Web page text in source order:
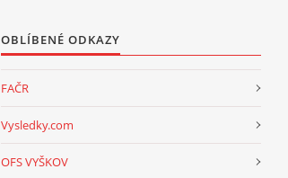
OBLÍBENÉ ODKAZY
FAČR
Vysledky.com
OFS VYŠKOV